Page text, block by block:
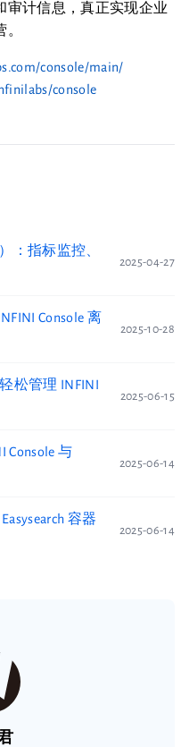
审计信息，真正实现企业
console/main/
console
：指标监控、
2025-04-27
Console 离
2025-10-28
松管理 INFINI
2025-06-15
Console 与
2025-06-14
容器
2025-06-14